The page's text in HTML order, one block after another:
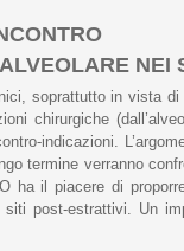
NEI
soprattutto in vista
chirurgiche
indicazioni.
termine verranno
ha il piacere di
post-estrattivi. Un